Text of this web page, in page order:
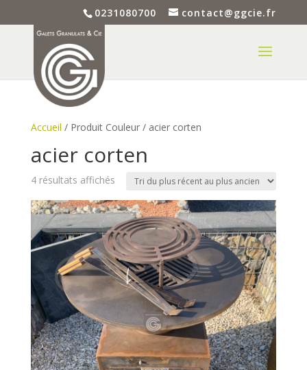
0231080700 contact@ggcie.fr
Accueil / Produit Couleur / acier corten
acier corten
4 résultats affichésTrié
plus
récent
au
plus
ancien